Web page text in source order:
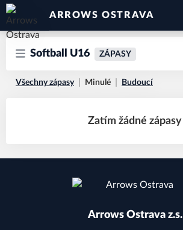
ARROWS OSTRAVA
Softball U16 ZÁPASY
Všechny zápasy Minulé Budoucí
Zatím žádné zápasy
Arrows Ostrava z.s.